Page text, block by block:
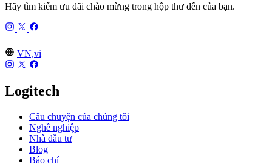
Hãy tìm kiếm ưu đãi chào mừng trong hộp thư đến của bạn.
VN,vi
Logitech
Câu chuyện của chúng tôi
Nghề nghiệp
Nhà đầu tư
Blog
Báo chí